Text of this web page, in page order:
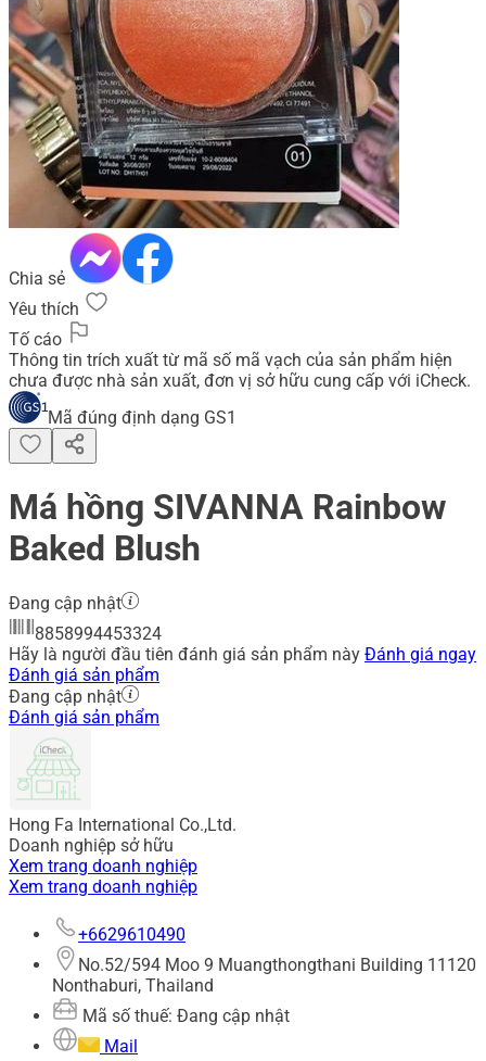
Chia sẻ
Yêu thích
Tố cáo
Thông tin trích xuất từ mã số mã vạch của sản phẩm hiện
chưa được nhà sản xuất, đơn vị sở hữu cung cấp với iCheck.
Mã đúng định dạng GS1
Má hồng SIVANNA Rainbow
Baked Blush
Đang cập nhật
8858994453324
Hãy là người đầu tiên đánh giá sản phẩm này Đánh giá ngay
Đánh giá sản phẩm
Đang cập nhật
Đánh giá sản phẩm
Hong Fa International Co.,Ltd.
Doanh nghiệp sở hữu
Xem trang doanh nghiệp
Xem trang doanh nghiệp
+6629610490
No.52/594 Moo 9 Muangthongthani Building 11120
Nonthaburi, Thailand
Mã số thuế: Đang cập nhật
Mail